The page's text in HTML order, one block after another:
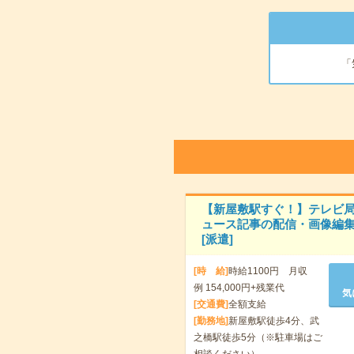
【新屋敷駅すぐ！】テレビ
ュース記事の配信・画像編
[派遣]
[時 給]時給1100円 月収
例 154,000円+残業代
[交通費]全額支給
[勤務地]新屋敷駅徒歩4分、武
之橋駅徒歩5分（※駐車場はご
気